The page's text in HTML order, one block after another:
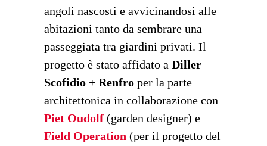
angoli nascosti e avvicinandosi alle
abitazioni tanto da sembrare una
passeggiata tra giardini privati. Il
progetto è stato affidato a Diller
Scofidio + Renfro per la parte
architettonica in collaborazione con
Piet Oudolf (garden designer) e
Field Operation (per il progetto del